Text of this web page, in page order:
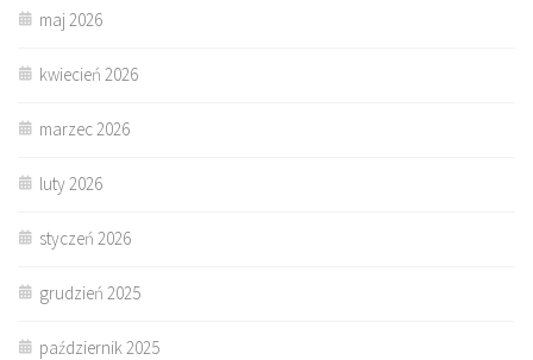
maj 2026
kwiecień 2026
marzec 2026
luty 2026
styczeń 2026
grudzień 2025
październik 2025